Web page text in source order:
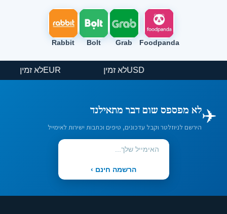
Foodpanda
Grab
Bolt
Rabbit
USDלא זמין EURלא זמין
✈️לא מפספס שום דבר מתאילנד
הירשם לניוזלטר וקבל עדכונים, טיפים וכתבות ישירות לאימייל
הרשמה חינם ›